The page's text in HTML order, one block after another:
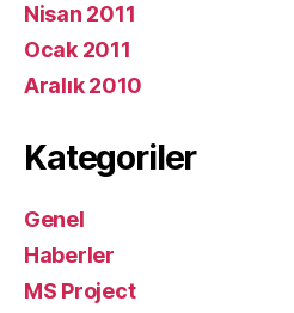
Nisan 2011
Ocak 2011
Aralık 2010
Kategoriler
Genel
Haberler
MS Project